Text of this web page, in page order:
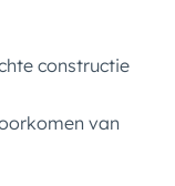
constructie
van